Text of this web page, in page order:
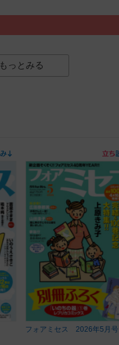
もっとみる
フォアミセス 2026年5月号